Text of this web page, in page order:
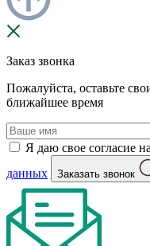
Заказ звонка
Пожалуйста, оставьте
ближайшее время
Я даю свое согласие на
данных
Заказать звонок